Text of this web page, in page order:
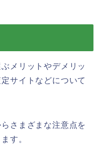
メリットやデメリッ
サイトなどについて
さまざまな注意点を
す。